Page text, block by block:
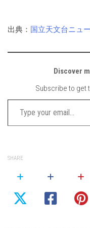
出典： 国立天文台ニュ
Discover
Subscribe to get
Type your email…
SHARE